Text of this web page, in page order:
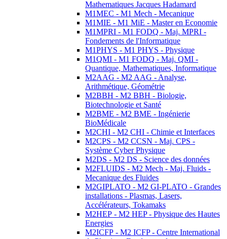
Mathematiques Jacques Hadamard
M1MEC - M1 Mech - Mecanique
M1MIE - M1 MiE - Master en Economie
M1MPRI - M1 FODQ - Maj. MPRI -
Fondements de l'Informatique
M1PHYS - M1 PHYS - Physique
M1QMI - M1 FODQ - Maj. QMI -
Quantique, Mathematiques, Informatique
M2AAG - M2 AAG - Analyse,
Arithmétique, Géométrie
M2BBH - M2 BBH - Biologie,
Biotechnologie et Santé
M2BME - M2 BME - Ingénierie
BioMédicale
M2CHI - M2 CHI - Chimie et Interfaces
M2CPS - M2 CCSN - Maj. CPS -
Système Cyber Physique
M2DS - M2 DS - Science des données
M2FLUIDS - M2 Mech - Maj. Fluids -
Mecanique des Fluides
M2GIPLATO - M2 GI-PLATO - Grandes
installations - Plasmas, Lasers,
Accélérateurs, Tokamaks
M2HEP - M2 HEP - Physique des Hautes
Energies
M2ICFP - M2 ICFP - Centre International